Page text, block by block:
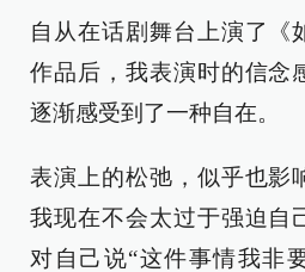
自从在话剧舞台上演了《
作品后，我表演时的信念
逐渐感受到了一种自在。
表演上的松弛，似乎也影
我现在不会太过于强迫自
对自己说“这件事情我非